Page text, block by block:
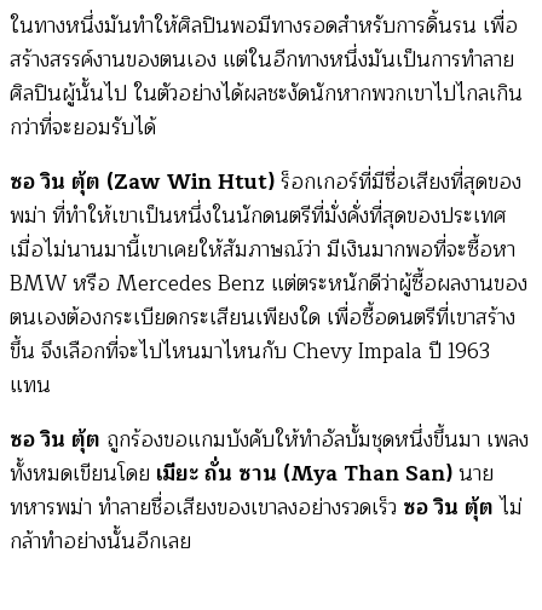
ในทางหนึ่งมันทำให้ศิลปินพอมีทางรอดสำหรับการดิ้นรน เพื่อ
สร้างสรรค์งานของตนเอง แต่ในอีกทางหนึ่งมันเป็นการทำลาย
ศิลปินผู้นั้นไป ในตัวอย่างได้ผลชะงัดนักหากพวกเขาไปไกลเกิน
กว่าที่จะยอมรับได้
ซอ วิน ตุ้ต (Zaw Win Htut)ร็อกเกอร์ที่มีชื่อเสียงที่สุดของ
พม่า ที่ทำให้เขาเป็นหนึ่งในนักดนตรีที่มั่งคั่งที่สุดของประเทศ
เมื่อไม่นานมานี้เขาเคยให้สัมภาษณ์ว่า มีเงินมากพอที่จะซื้อหา
BMW หรือ Mercedes Benz แต่ตระหนักดีว่าผู้ซื้อผลงานของ
ตนเองต้องกระเบียดกระเสียนเพียงใด เพื่อซื้อดนตรีที่เขาสร้าง
ขึ้น จึงเลือกที่จะไปไหนมาไหนกับ Chevy Impala ปี 1963
แทน
ซอ วิน ตุ้ต ถูกร้องขอแกมบังคับให้ทำอัลบั้มชุดหนึ่งขึ้นมา เพลง
ทั้งหมดเขียนโดย เมียะ ถั่น ซาน (Mya Than San)นาย
ทหารพม่า ทำลายชื่อเสียงของเขาลงอย่างรวดเร็ว ซอ วิน ตุ้ตไม่
กล้าทำอย่างนั้นอีกเลย